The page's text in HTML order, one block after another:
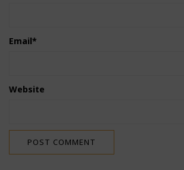
Email*
Website